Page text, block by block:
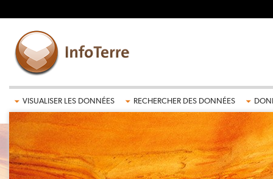
VISUALISER LES DONNÉES RECHERCHER DES DONNÉES